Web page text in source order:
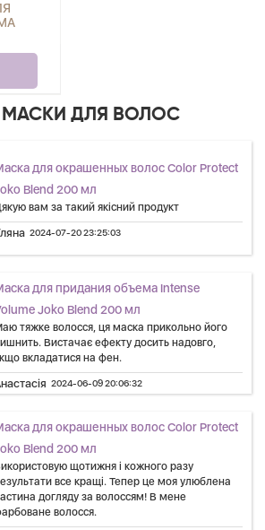
ДЛЯ ВОЛОС
для окрашенных волос Color Protect
Blend 200 мл
вам за такий якісний продукт
2024-07-20 23:25:03
для придания объема Intense
Joko Blend 200 мл
тяжке волосся, ця маска прикольно його
Вистачає ефекту досить надовго,
вкладатися на фен.
2024-06-09 20:06:32
для окрашенных волос Color Protect
Blend 200 мл
щотижня і кожного разу
все кращі. Тепер це моя улюблена
догляду за волоссям! В мене
волосся.